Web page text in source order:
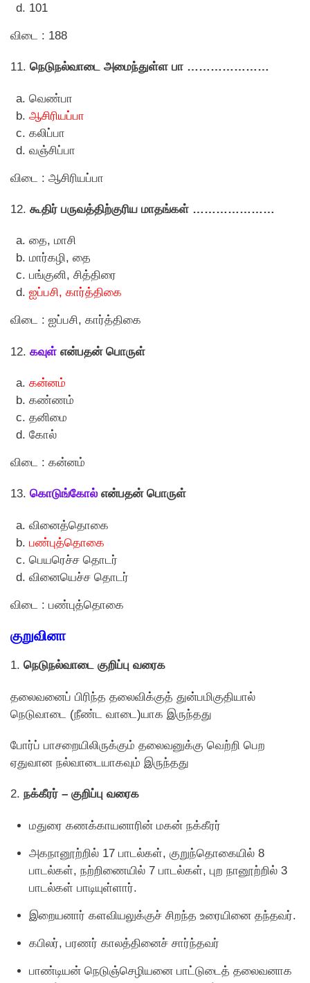
101
விடை : 188
11. நெடுநல்வாடை அமைந்துள்ள பா …………………
வெண்பா
ஆசிரியப்பா
கலிப்பா
வஞ்சிப்பா
விடை : ஆசிரியப்பா
12. கூதிர் பருவத்திற்குரிய மாதங்கள் …………………
தை, மாசி
மார்கழி, தை
பங்குனி, சித்திரை
ஐப்பசி, கார்த்திகை
விடை : ஐப்பசி, கார்த்திகை
12. கவுள் என்பதன் பொருள்
கன்னம்
கண்ணம்
தனிமை
கோல்
விடை : கன்னம்
13. கொடுங்கோல் என்பதன் பொருள்
வினைத்தொகை
பண்புத்தொகை
பெயரெச்ச தொடர்
வினையெச்ச தொடர்
விடை : பண்புத்தொகை
குறுவினா
1. நெடுநல்வாடை குறிப்பு வரைக
தலைவனைப் பிரிந்த தலைவிக்குத் துன்பமிகுதியால்
நெடுவாடை (நீண்ட வாடை)யாக இருந்தது
பாேர்ப் பாசறையிலிருக்கும் தலைவனுக்கு வெற்றி பெற
ஏதுவான நல்வாடையாகவும் இருந்தது
2. நக்கீரர் – குறிப்பு வரைக
மதுரை கணக்காயனாரின் மகன் நக்கீரர்
அகநானூற்றில் 17 பாடல்கள், குறுந்தொகையில் 8
பாடல்கள், நற்றிணையில் 7 பாடல்கள், புற நானூற்றில் 3
பாடல்கள் பாடியுள்ளார்.
இறையனார் களவியலுக்குச் சிறந்த உரையினை தந்தவர்.
கபிலர், பரணர் காலத்தினைச் சார்ந்தவர்
பாண்டியன் நெடுஞ்செழியனை பாட்டுடைத் தலைவனாக